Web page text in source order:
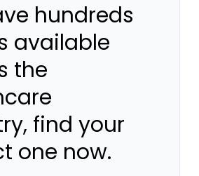
hundreds
available
the
find your
one now.